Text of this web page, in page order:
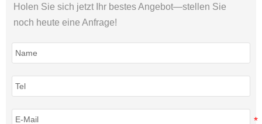
Holen Sie sich jetzt Ihr bestes Angebot—stellen Sie
noch heute eine Anfrage!